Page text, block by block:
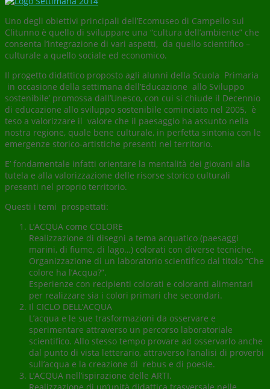
Uno degli obiettivi principali dell’Ecomuseo di Campello sul
Clitunno è quello di sviluppare una “cultura dell’ambiente” che
consenta l’integrazione di vari aspetti, da quello scientifico –
culturale a quello sociale ed economico.
Il progetto didattico proposto agli alunni della Scuola Primaria
in occasione della settimana dell’Educazione allo Sviluppo
sostenibile’ promossa dall’Unesco, con cui si chiude il Decennio
di educazione allo sviluppo sostenibile cominciato nel 2005, è
teso a valorizzare il valore che il paesaggio ha assunto nella
nostra regione, quale bene culturale, in perfetta sintonia con le
emergenze storico-artistiche presenti nel territorio.
E’ fondamentale infatti orientare la mentalità dei giovani alla
tutela e alla valorizzazione delle risorse storico culturali
presenti nel proprio territorio.
Questi i temi prospettati:
L’ACQUA come COLORE
Realizzazione di disegni a tema acquatico (paesaggi
marini, di fiume, di lago…) colorati con diverse tecniche.
Organizzazione di un laboratorio scientifico dal titolo “Che
colore ha l’Acqua?”.
Esperienze con recipienti colorati e coloranti alimentari
per realizzare sia i colori primari che secondari.
Il CICLO DELL’ACQUA
L’acqua e le sue trasformazioni da osservare e
sperimentare attraverso un percorso laboratoriale
scientifico. Allo stesso tempo provare ad osservarlo anche
dal punto di vista letterario, attraverso l’analisi di proverbi
sull’acqua e la creazione di rebus e di poesie.
L’ACQUA nell’ispirazione delle ARTI.